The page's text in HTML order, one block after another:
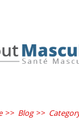
>> Blog >>